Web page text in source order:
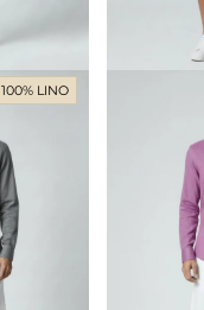
100% LINO